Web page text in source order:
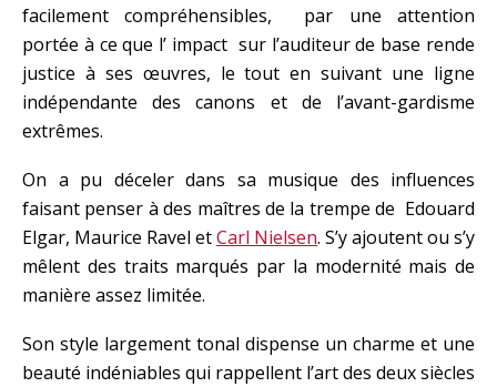
facilement compréhensibles, par une attention
portée à ce que l’ impact sur l’auditeur de base rende
justice à ses œuvres, le tout en suivant une ligne
indépendante des canons et de l’avant-gardisme
extrêmes.
On a pu déceler dans sa musique des influences
faisant penser à des maîtres de la trempe de Edouard
Elgar, Maurice Ravel etCarl Nielsen. S’y ajoutent ou s’y
mêlent des traits marqués par la modernité mais de
manière assez limitée.
Son style largement tonal dispense un charme et une
beauté indéniables qui rappellent l’art des deux siècles